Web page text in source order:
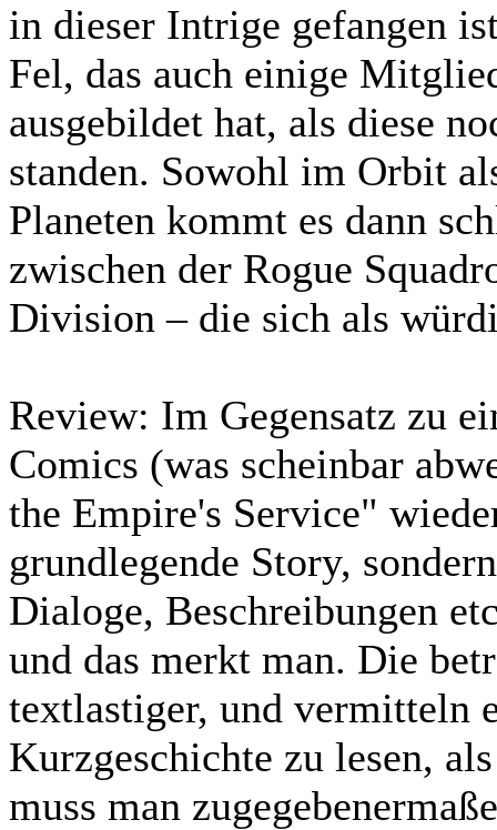
in dieser Intrige gefangen
Fel, das auch einige
ausgebildet hat, als diese
standen. Sowohl im Orbit
Planeten kommt es dann
zwischen der Rogue
Division – die sich als
Review: Im Gegensatz zu
Comics (was scheinbar
the Empire's Service"
grundlegende Story,
Dialoge, Beschreibungen
und das merkt man. Die
textlastiger, und vermitteln
Kurzgeschichte zu lesen,
muss man